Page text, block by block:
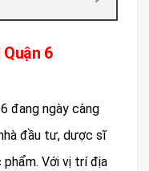
6
đang ngày càng
đầu tư, dược sĩ
Với vị trí địa